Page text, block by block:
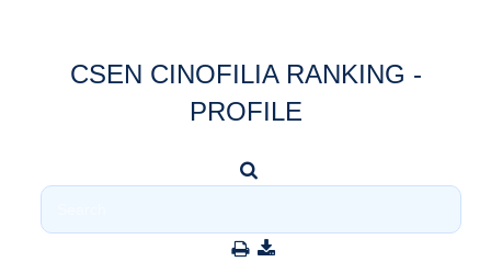
CSEN CINOFILIA RANKING -
PROFILE